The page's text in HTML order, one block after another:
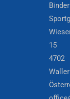
Binder
15
4702